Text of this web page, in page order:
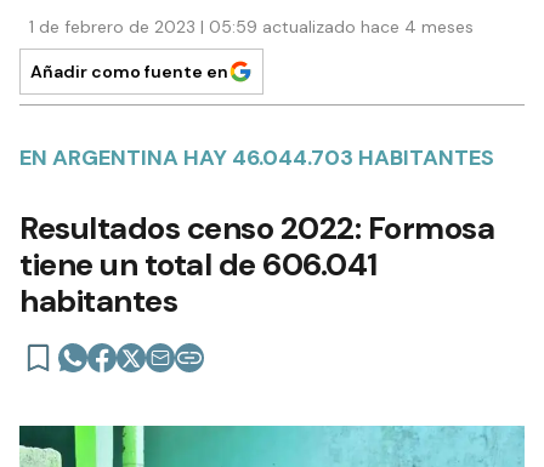
1 de febrero de 2023 | 05:59 actualizado hace 4 meses
Añadir como fuente en
EN ARGENTINA HAY 46.044.703 HABITANTES
Resultados censo 2022: Formosa
tiene un total de 606.041
habitantes